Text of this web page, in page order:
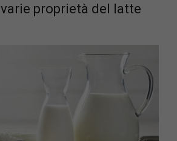
proprietà del latte